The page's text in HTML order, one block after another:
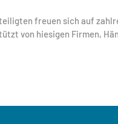
freuen sich auf
von hiesigen Firmen,